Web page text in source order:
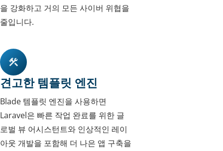
을 강화하고 거의 모든 사이버 위협을
줄입니다.
견고한 템플릿 엔진
Blade 템플릿 엔진을 사용하면
Laravel은 빠른 작업 완료를 위한 글
로벌 뷰 어시스턴트와 인상적인 레이
아웃 개발을 포함해 더 나은 앱 구축을